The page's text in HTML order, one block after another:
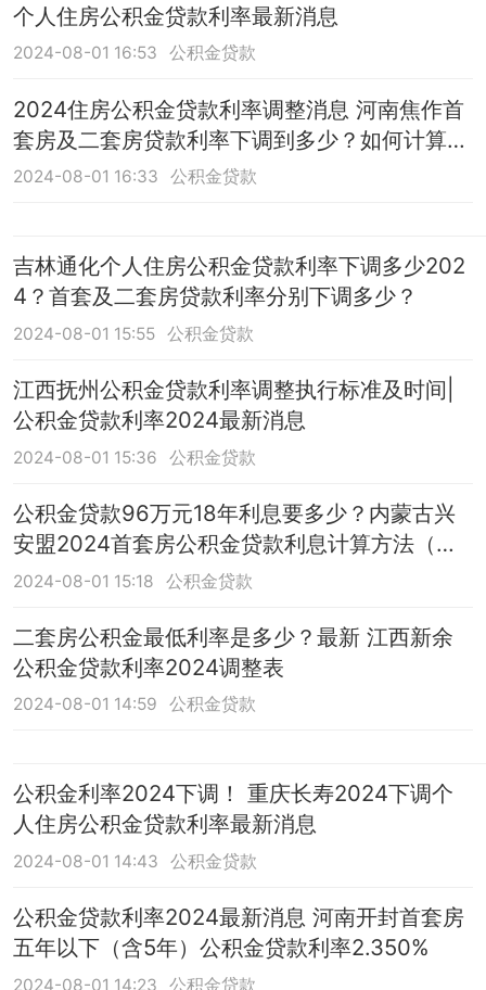
个人住房公积金贷款利率最新消息
2024-08-01 16:53 公积金贷款
2024住房公积金贷款利率调整消息 河南焦作首
套房及二套房贷款利率下调到多少？如何计算
的？
2024-08-01 16:33 公积金贷款
吉林通化个人住房公积金贷款利率下调多少202
4？首套及二套房贷款利率分别下调多少？
2024-08-01 15:55 公积金贷款
江西抚州公积金贷款利率调整执行标准及时间|
公积金贷款利率2024最新消息
2024-08-01 15:36 公积金贷款
公积金贷款96万元18年利息要多少？内蒙古兴
安盟2024首套房公积金贷款利息计算方法（最
新）
2024-08-01 15:18 公积金贷款
二套房公积金最低利率是多少？最新 江西新余
公积金贷款利率2024调整表
2024-08-01 14:59 公积金贷款
公积金利率2024下调！ 重庆长寿2024下调个
人住房公积金贷款利率最新消息
2024-08-01 14:43 公积金贷款
公积金贷款利率2024最新消息 河南开封首套房
五年以下（含5年）公积金贷款利率2.350%
2024-08-01 14:23 公积金贷款